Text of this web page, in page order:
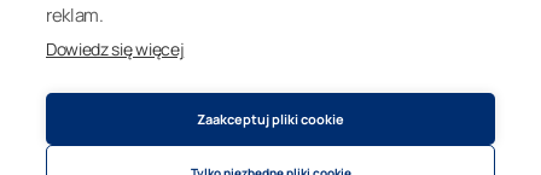
reklam.
Dowiedz się więcej
Zaakceptuj pliki cookie
Poland